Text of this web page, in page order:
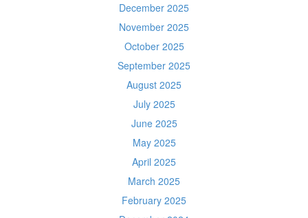
December 2025
November 2025
October 2025
September 2025
August 2025
July 2025
June 2025
May 2025
April 2025
March 2025
February 2025